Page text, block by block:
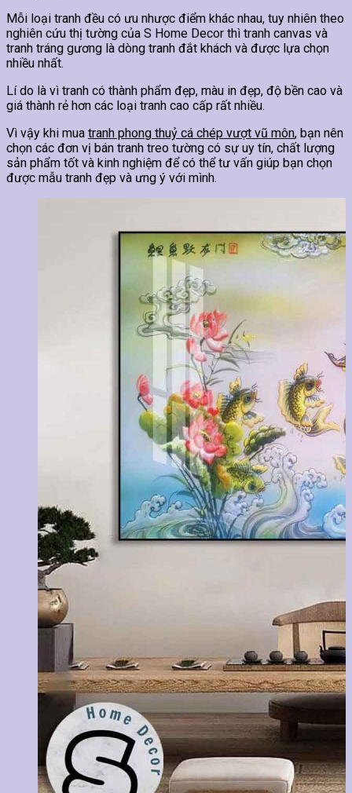
Mỗi loại tranh đều có ưu nhược điểm khác nhau, tuy nhiên theo
nghiên cứu thị tường của S Home Decor thì tranh canvas và
tranh tráng gương là dòng tranh đắt khách và được lựa chọn
nhiều nhất.
Lí do là vì tranh có thành phẩm đẹp, màu in đẹp, độ bền cao và
giá thành rẻ hơn các loại tranh cao cấp rất nhiều.
Vì vậy khi mua tranh phong thuỷ cá chép vượt vũ môn, bạn nên
chọn các đơn vị bán tranh treo tường có sự uy tín, chất lượng
sản phẩm tốt và kinh nghiệm để có thể tư vấn giúp bạn chọn
được mẫu tranh đẹp và ưng ý với mình.